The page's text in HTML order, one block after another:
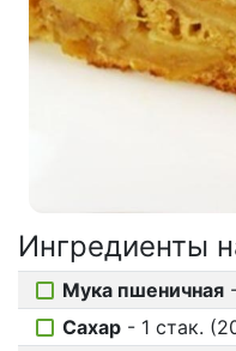
Ингредиенты
Мука пшеничная
Сахар - 1 стак.